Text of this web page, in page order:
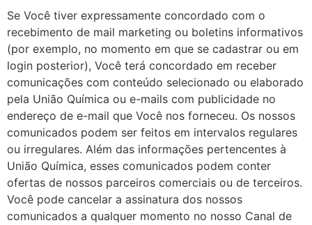
Se Você tiver expressamente concordado com o
recebimento de mail marketing ou boletins informativos
(por exemplo, no momento em que se cadastrar ou em
login posterior), Você terá concordado em receber
comunicações com conteúdo selecionado ou elaborado
pela União Química ou e-mails com publicidade no
endereço de e-mail que Você nos forneceu. Os nossos
comunicados podem ser feitos em intervalos regulares
ou irregulares. Além das informações pertencentes à
União Química, esses comunicados podem conter
ofertas de nossos parceiros comerciais ou de terceiros.
Você pode cancelar a assinatura dos nossos
comunicados a qualquer momento no nosso Canal de